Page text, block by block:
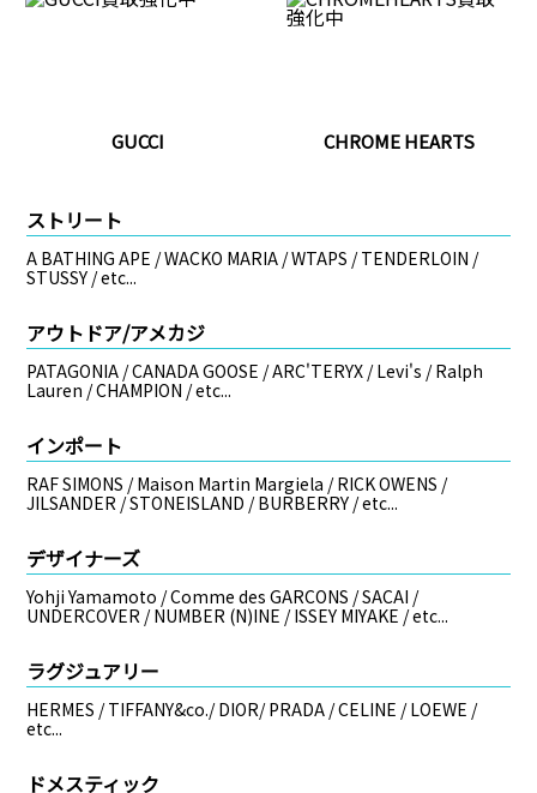
GUCCI CHROME HEARTS
ストリート
A BATHING APE / WACKO MARIA / WTAPS / TENDERLOIN /
STUSSY / etc...
アウトドア/アメカジ
PATAGONIA / CANADA GOOSE / ARC'TERYX / Levi's / Ralph
Lauren / CHAMPION / etc...
インポート
RAF SIMONS / Maison Martin Margiela / RICK OWENS /
JILSANDER / STONEISLAND / BURBERRY / etc...
デザイナーズ
Yohji Yamamoto / Comme des GARCONS / SACAI /
UNDERCOVER / NUMBER (N)INE / ISSEY MIYAKE / etc...
ラグジュアリー
HERMES / TIFFANY&co./ DIOR/ PRADA / CELINE / LOEWE /
etc...
ドメスティック